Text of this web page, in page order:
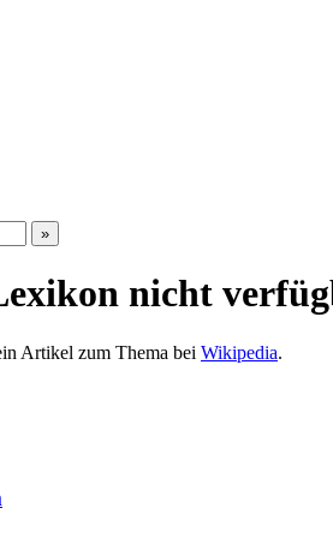
nicht
Artikel zum Thema bei Wikipedia.